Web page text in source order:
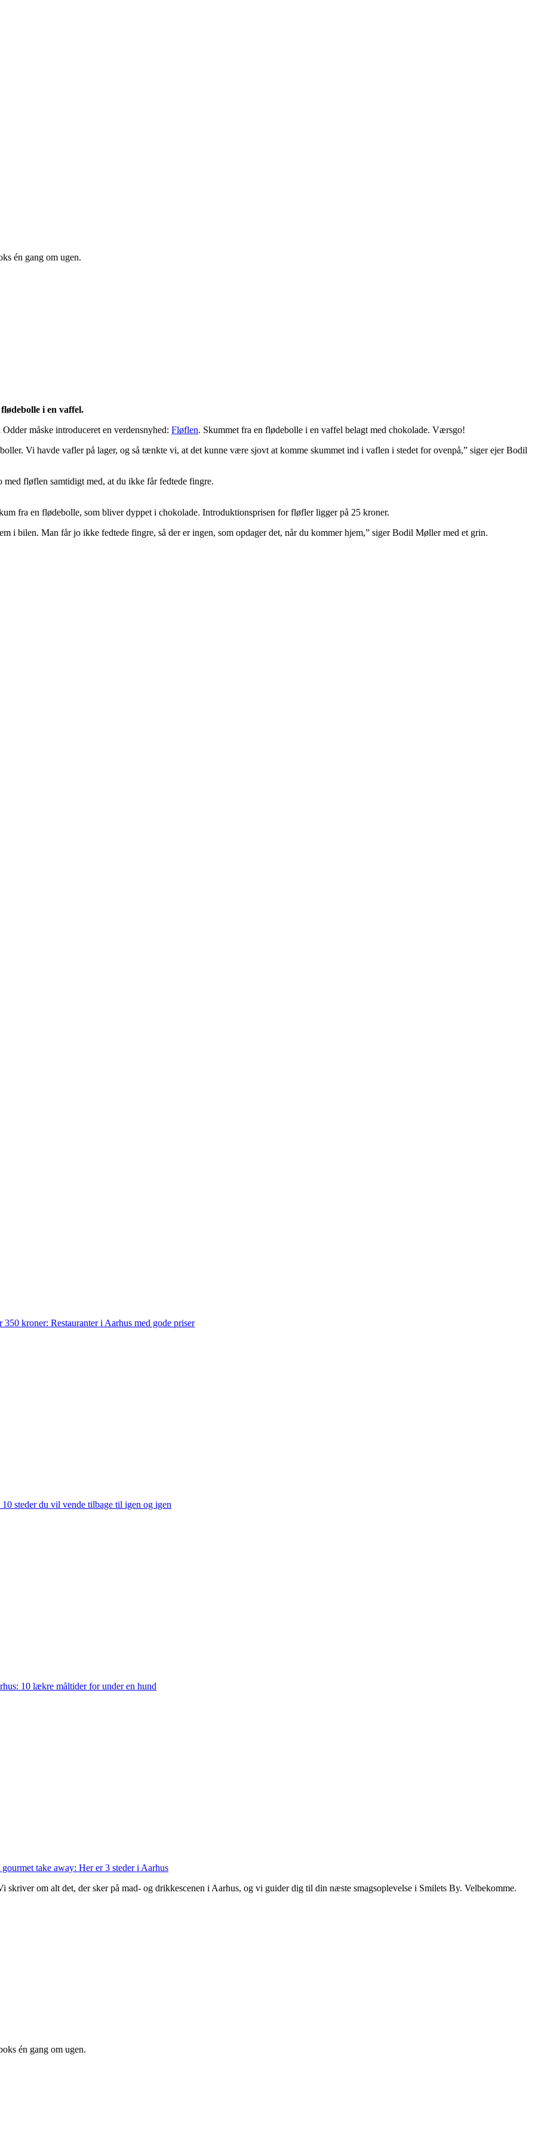
én gang om ugen.
i en vaffel.
måske introduceret en verdensnyhed: Fløflen. Skummet fra en flødebolle i en vaffel belagt med chokolade. Værsgo!
Vi havde vafler på lager, og så tænkte vi, at det kunne være sjovt at komme skummet ind i vaflen i stedet for ovenpå,” siger ejer Bodil
fløflen samtidigt med, at du ikke får fedtede fingre.
fra en flødebolle, som bliver dyppet i chokolade. Introduktionsprisen for fløfler ligger på 25 kroner.
i bilen. Man får jo ikke fedtede fingre, så der er ingen, som opdager det, når du kommer hjem,” siger Bodil Møller med et grin.
350 kroner: Restauranter i Aarhus med gode priser
steder du vil vende tilbage til igen og igen
10 lækre måltider for under en hund
take away: Her er 3 steder i Aarhus
om alt det, der sker på mad- og drikkescenen i Aarhus, og vi guider dig til din næste smagsoplevelse i Smilets By. Velbekomme.
én gang om ugen.